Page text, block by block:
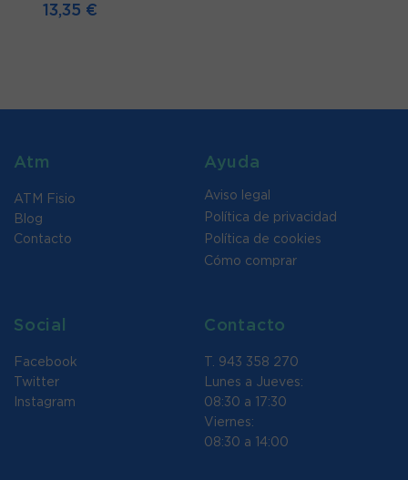
13,35 €
Atm
ATM Fisio
Blog
Contacto
Ayuda
Aviso legal
Política de privacidad
Política de cookies
Cómo comprar
Social
Facebook
Twitter
Instagram
Contacto
T. 943 358 270
Lunes a Jueves:
08:30 a 17:30
Viernes:
08:30 a 14:00